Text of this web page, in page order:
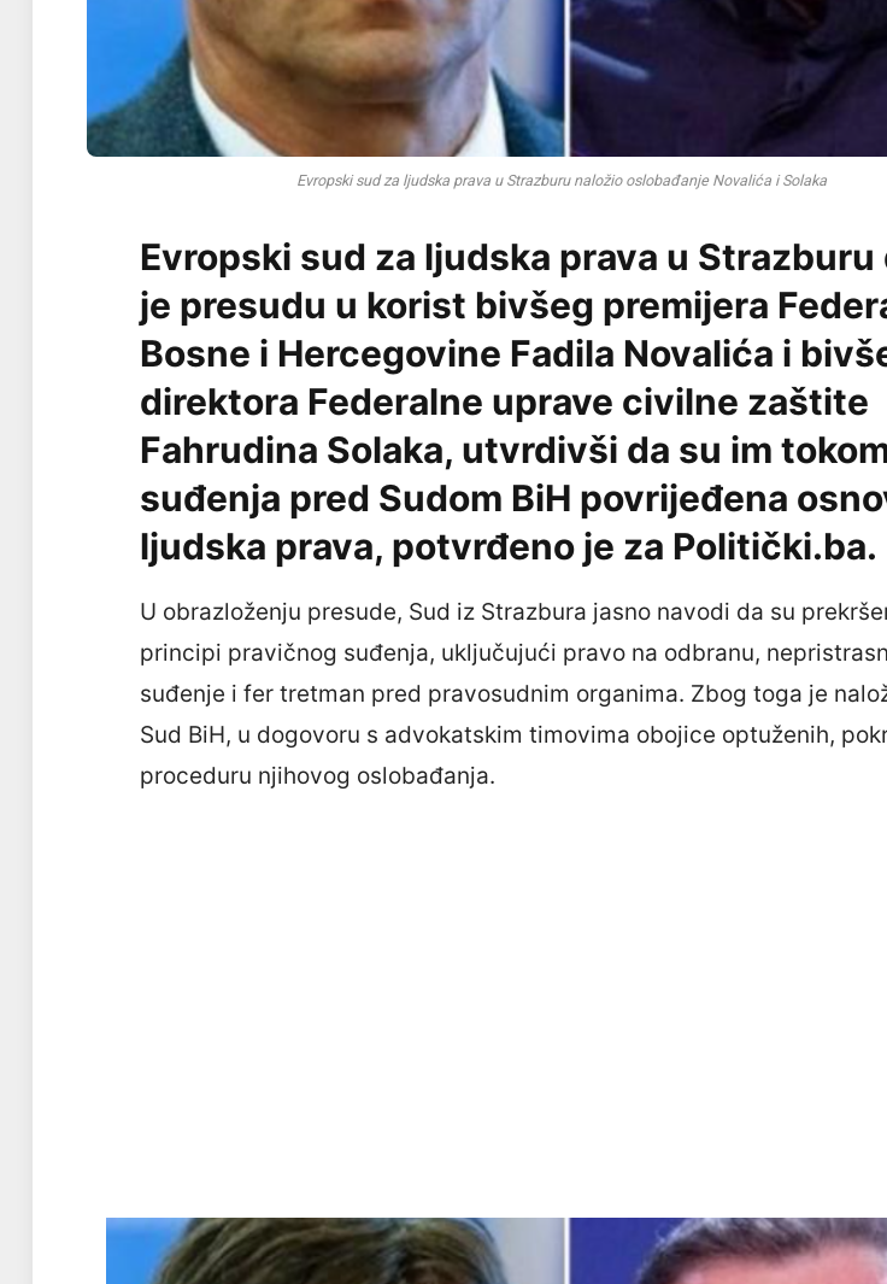
Evropski sud za ljudska prava u Strazburu naložio oslobađanje Novalića i Solaka
Evropski sud za ljudska prava u Strazburu
je presudu u korist bivšeg premijera
Bosne i Hercegovine Fadila Novalića i
direktora Federalne uprave civilne zaštite
Fahrudina Solaka, utvrdivši da su im
suđenja pred Sudom BiH povrijeđena
ljudska prava, potvrđeno je za Politički.ba.
U obrazloženju presude, Sud iz Strazbura jasno navodi da su
principi pravičnog suđenja, uključujući pravo na odbranu,
suđenje i fer tretman pred pravosudnim organima. Zbog toga je
Sud BiH, u dogovoru s advokatskim timovima obojice optuženih,
proceduru njihovog oslobađanja.